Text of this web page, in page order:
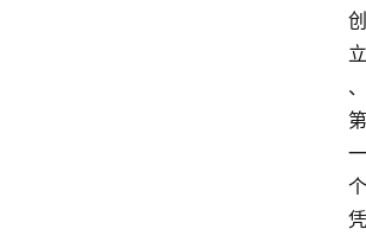
创
立
、
第
一
个
凭